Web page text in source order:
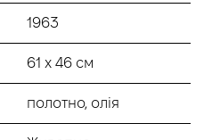
1963
61 х 46 см
полотно, олія